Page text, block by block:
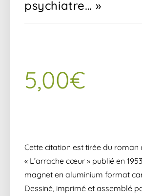
psychiatre… »
5,00€
Cette citation est tirée du roman
« L’arrache cœur » publié en
magnet en aluminium format
Dessiné, imprimé et assemblé